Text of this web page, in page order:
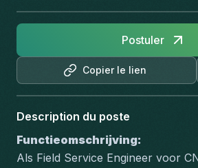
Copier le lien
Postuler
Description du poste
Functieomschrijving:
Als Field Service Engineer voor